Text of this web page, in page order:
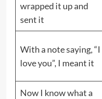
wrapped it up and
sent it
With a note saying, “I
love you”, I meant it
Now I know what a